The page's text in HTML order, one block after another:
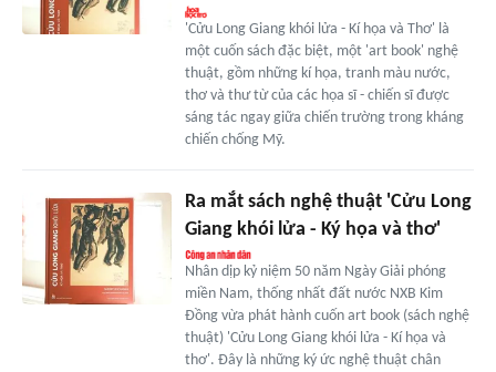
'Cửu Long Giang khói lửa - Kí họa và Thơ' là
một cuốn sách đặc biệt, một 'art book' nghệ
thuật, gồm những kí họa, tranh màu nước,
thơ và thư từ của các họa sĩ - chiến sĩ được
sáng tác ngay giữa chiến trường trong kháng
chiến chống Mỹ.
Ra mắt sách nghệ thuật 'Cửu Long
Giang khói lửa - Ký họa và thơ'
Nhân dịp kỷ niệm 50 năm Ngày Giải phóng
miền Nam, thống nhất đất nước NXB Kim
Đồng vừa phát hành cuốn art book (sách nghệ
thuật) 'Cửu Long Giang khói lửa - Kí họa và
thơ'. Đây là những ký ức nghệ thuật chân